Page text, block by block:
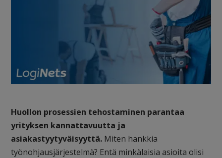
Huollon prosessien tehostaminen parantaa
yrityksen kannattavuutta ja
asiakastyytyväisyyttä. Miten hankkia
työnohjausjärjestelmä? Entä minkälaisia asioitaolisi